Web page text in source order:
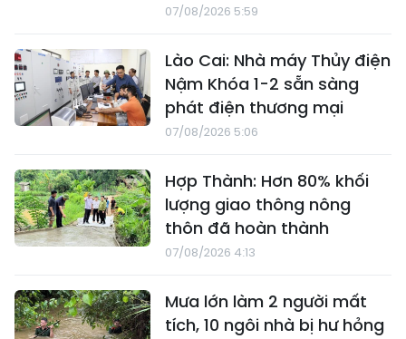
07/08/2026 5:59
Lào Cai: Nhà máy Thủy điện
Nậm Khóa 1-2 sẵn sàng
phát điện thương mại
07/08/2026 5:06
Hợp Thành: Hơn 80% khối
lượng giao thông nông
thôn đã hoàn thành
07/08/2026 4:13
Mưa lớn làm 2 người mất
tích, 10 ngôi nhà bị hư hỏng